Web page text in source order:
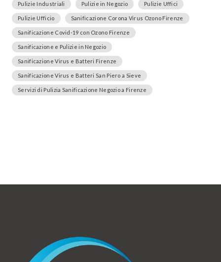
Pulizie Industriali Pulizie in Negozio Pulizie Uffici
Pulizie Ufficio Sanificazione Corona Virus Ozono Firenze
Sanificazione Covid-19 con Ozono Firenze
Sanificazione e Pulizie in Negozio
Sanificazione Virus e Batteri Firenze
Sanificazione Virus e Batteri San Piero a Sieve
Servizi di Pulizia Sanificazione Negozio a Firenze